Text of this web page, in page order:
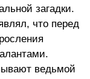
загадки.
что перед
ведьмой